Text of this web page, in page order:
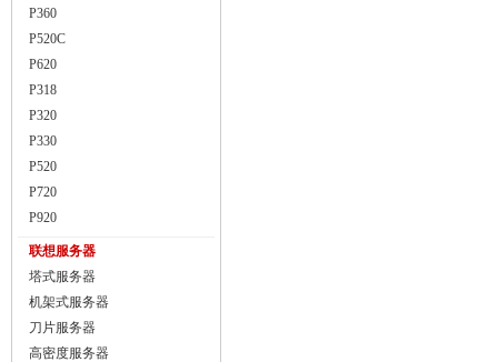
P360
P520C
P620
P318
P320
P330
P520
P720
P920
联想服务器
塔式服务器
机架式服务器
刀片服务器
高密度服务器